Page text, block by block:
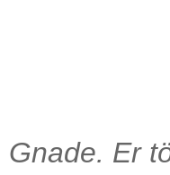
Er